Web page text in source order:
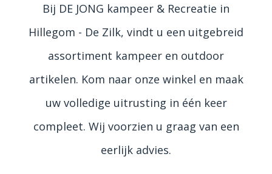
Bij DE JONG kampeer & Recreatie in
Hillegom - De Zilk, vindt u een uitgebreid
assortiment kampeer en outdoor
artikelen. Kom naar onze winkel en maak
uw volledige uitrusting in één keer
compleet. Wij voorzien u graag van een
eerlijk advies.